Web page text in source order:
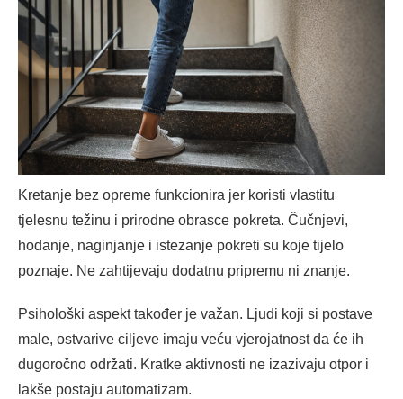
Kretanje bez opreme funkcionira jer koristi vlastitu
tjelesnu težinu i prirodne obrasce pokreta. Čučnjevi,
hodanje, naginjanje i istezanje pokreti su koje tijelo
poznaje. Ne zahtijevaju dodatnu pripremu ni znanje.
Psihološki aspekt također je važan. Ljudi koji si postave
male, ostvarive ciljeve imaju veću vjerojatnost da će ih
dugoročno održati. Kratke aktivnosti ne izazivaju otpor i
lakše postaju automatizam.